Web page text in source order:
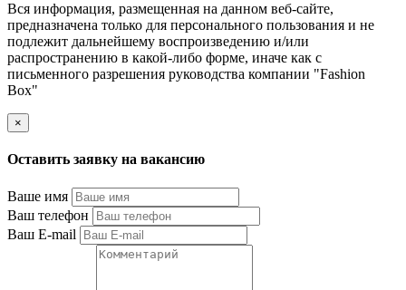
Вся информация, размещенная на данном веб-сайте,
предназначена только для персонального пользования и не
подлежит дальнейшему воспроизведению и/или
распространению в какой-либо форме, иначе как с
письменного разрешения руководства компании "Fashion
Box"
×
Оставить заявку на вакансию
Ваше имя
Ваш телефон
Ваш E-mail